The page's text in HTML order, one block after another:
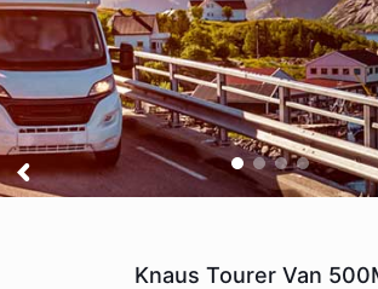
Knaus Tourer Van